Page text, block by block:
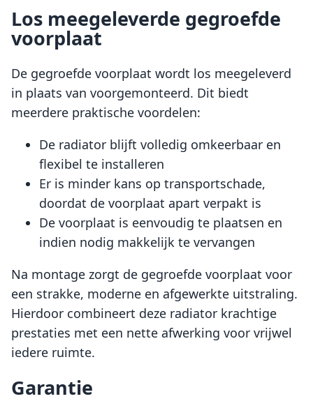
Los meegeleverde gegroefde
voorplaat
De gegroefde voorplaat wordt los meegeleverd
in plaats van voorgemonteerd. Dit biedt
meerdere praktische voordelen:
De radiator blijft volledig omkeerbaar en
flexibel te installeren
Er is minder kans op transportschade,
doordat de voorplaat apart verpakt is
De voorplaat is eenvoudig te plaatsen en
indien nodig makkelijk te vervangen
Na montage zorgt de gegroefde voorplaat voor
een strakke, moderne en afgewerkte uitstraling.
Hierdoor combineert deze radiator krachtige
prestaties met een nette afwerking voor vrijwel
iedere ruimte.
Garantie